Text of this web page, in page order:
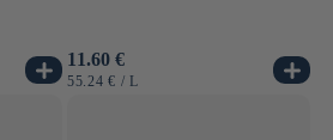
Normale
prijs
11.60 €
EENHEIDSPRIJS
55.24 € / PER
L